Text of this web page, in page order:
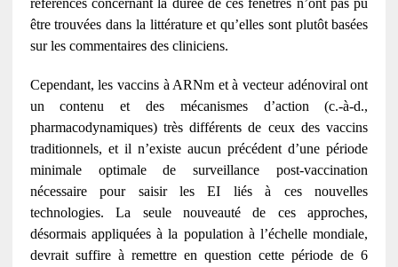
être trouvées dans la littérature et qu’elles sont plutôt basées
sur les commentaires des cliniciens.
Cependant, les vaccins à ARNm et à vecteur adénoviral ont
un contenu et des mécanismes d’action (c.-à-d.,
pharmacodynamiques) très différents de ceux des vaccins
traditionnels, et il n’existe aucun précédent d’une période
minimale optimale de surveillance post-vaccination
nécessaire pour saisir les EI liés à ces nouvelles
technologies. La seule nouveauté de ces approches,
désormais appliquées à la population à l’échelle mondiale,
devrait suffire à remettre en question cette période de 6